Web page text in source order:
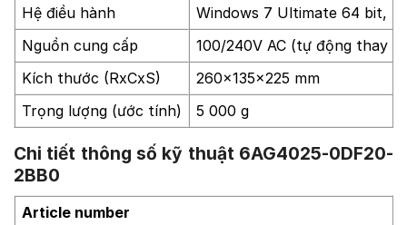
Hệ điều hành
Windows 7 Ultimate 64 bit,
Nguồn cung cấp
100/240V AC (tự động thay
Kích thước (RxCxS)
260x135x225 mm
Trọng lượng (ước tính)
5 000 g
Chi tiết thông số kỹ thuật 6AG4025-0DF20-
2BB0
Article number